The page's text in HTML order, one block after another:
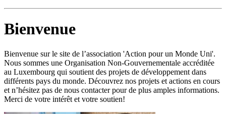
Bienvenue
Bienvenue sur le site de l’association 'Action pour un Monde Uni'.
Nous sommes une Organisation Non-Gouvernementale accréditée
au Luxembourg qui soutient des projets de développement dans
différents pays du monde. Découvrez nos projets et actions en cours
et n’hésitez pas de nous contacter pour de plus amples informations.
Merci de votre intérêt et votre soutien!